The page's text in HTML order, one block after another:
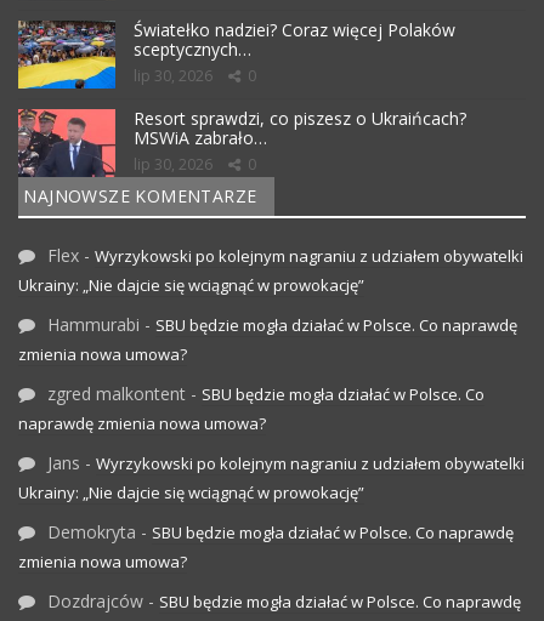
Światełko nadziei? Coraz więcej Polaków
sceptycznych…
lip 30, 2026 0
Resort sprawdzi, co piszesz o Ukraińcach?
MSWiA zabrało…
lip 30, 2026 0
NAJNOWSZE KOMENTARZE
Flex - Wyrzykowski po kolejnym nagraniu z udziałem obywatelki
Ukrainy: „Nie dajcie się wciągnąć w prowokację”
Hammurabi - SBU będzie mogła działać w Polsce. Co naprawdę
zmienia nowa umowa?
zgred malkontent - SBU będzie mogła działać w Polsce. Co
naprawdę zmienia nowa umowa?
Jans - Wyrzykowski po kolejnym nagraniu z udziałem obywatelki
Ukrainy: „Nie dajcie się wciągnąć w prowokację”
Demokryta - SBU będzie mogła działać w Polsce. Co naprawdę
zmienia nowa umowa?
Dozdrajców - SBU będzie mogła działać w Polsce. Co naprawdę